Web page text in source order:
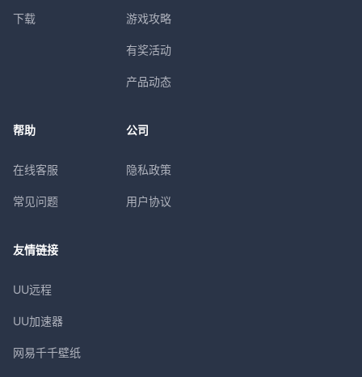
下载 游戏攻略
有奖活动
产品动态
帮助
在线客服
常见问题
公司
隐私政策
用户协议
友情链接
UU远程
UU加速器
网易千千壁纸